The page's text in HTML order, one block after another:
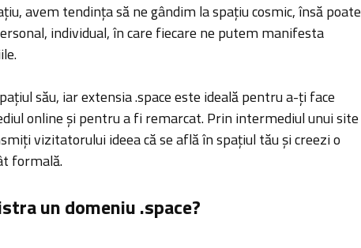
avem tendința să ne gândim la spațiu cosmic, însă poate
individual, în care fiecare ne putem manifesta
său, iar extensia .space este ideală pentru a-ți face
online și pentru a fi remarcat. Prin intermediul unui site
vizitatorului ideea că se află în spațiul tău și creezi o
formală.
un domeniu .space?